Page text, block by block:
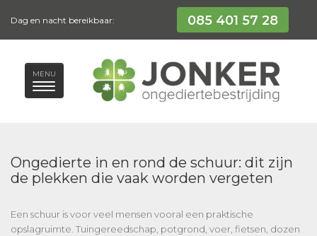
Dag en nacht bereikbaar: 085 401 57 28
MENU
Ongedierte in en rond de schuur: dit zijn
de plekken die vaak worden vergeten
Een schuur is voor veel mensen vooral een praktische
opslagruimte. Tuingereedschap, potgrond, voer, fietsen, dozen